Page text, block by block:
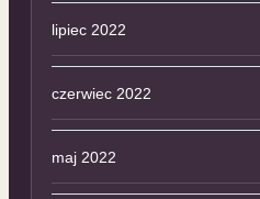
lipiec 2022
czerwiec 2022
maj 2022